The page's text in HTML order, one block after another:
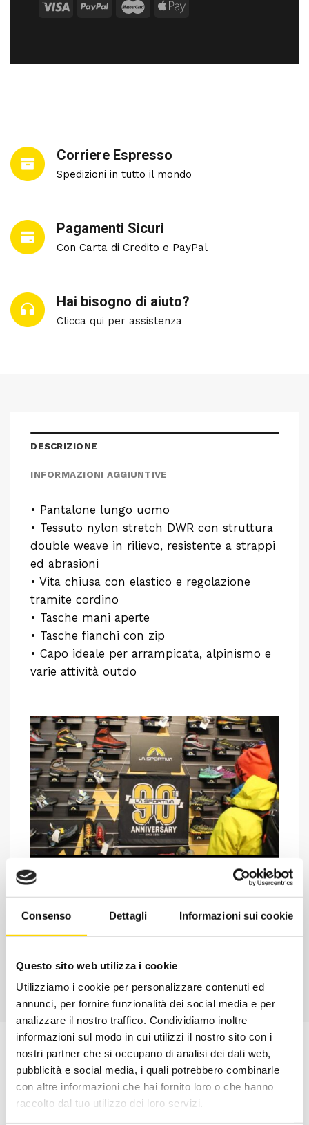
Consenso Dettagli Informazioni sui cookie
Questo sito web utilizza i cookie
Utilizziamo i cookie per personalizzare contenuti ed
annunci, per fornire funzionalità dei social media e per
analizzare il nostro traffico. Condividiamo inoltre
informazioni sul modo in cui utilizzi il nostro sito con i
nostri partner che si occupano di analisi dei dati web,
pubblicità e social media, i quali potrebbero combinarle
con altre informazioni che hai fornito loro o che hanno
raccolto dal tuo utilizzo dei loro servizi.
Corriere Espresso
Spedizioni in tutto il mondo
Pagamenti Sicuri
Con Carta di Credito e PayPal
Hai bisogno di aiuto?
Clicca qui per assistenza
CONTATTA
DESCRIZIONE
INFORMAZIONI AGGIUNTIVE
• Pantalone lungo uomo
• Tessuto nylon stretch DWR con struttura
double weave in rilievo, resistente a strappi
ed abrasioni
• Vita chiusa con elastico e regolazione
tramite cordino
• Tasche mani aperte
• Tasche fianchi con zip
• Capo ideale per arrampicata, alpinismo e
varie attività outdo